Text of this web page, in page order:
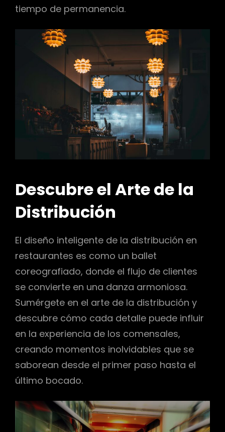
tiempo de permanencia.
Descubre el Arte de la
Distribución
El diseño inteligente de la distribución en
restaurantes es como un ballet
coreografiado, donde el flujo de clientes
se convierte en una danza armoniosa.
Sumérgete en el arte de la distribución y
descubre cómo cada detalle puede influir
en la experiencia de los comensales,
creando momentos inolvidables que se
saborean desde el primer paso hasta el
último bocado.